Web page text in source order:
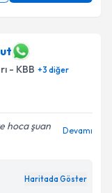
- KBB +3 diğer
hoca şuan
Devamı
Haritada Göster